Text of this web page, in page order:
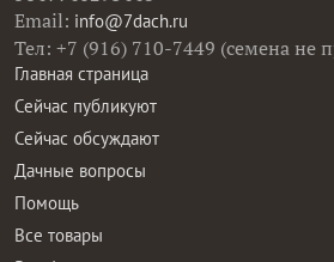
Email: info@7dach.ru
Тел: +7 (916) 710-7449 (семена не
Главная страница
Сейчас публикуют
Сейчас обсуждают
Дачные вопросы
Помощь
Все товары